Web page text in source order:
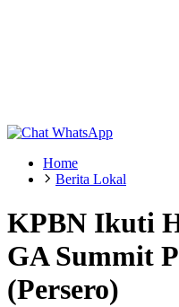
Home
Berita Lokal
KPBN Ikuti
GA Summit
(Persero)